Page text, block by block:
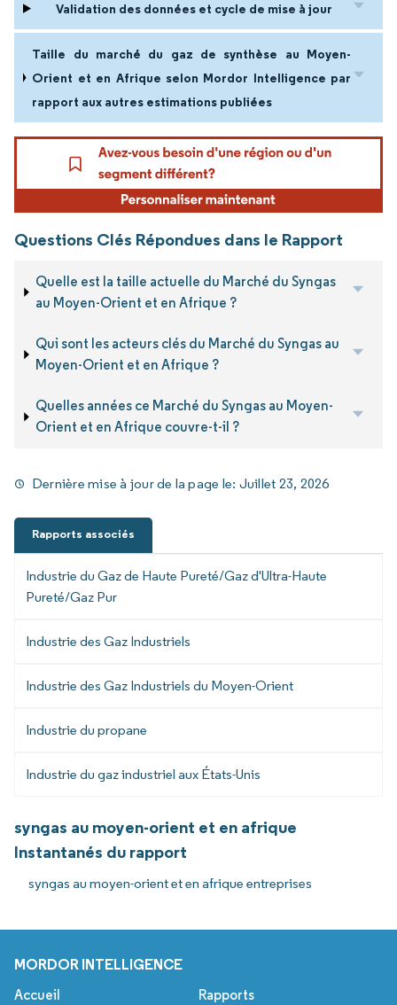
Validation des données et cycle de mise à jour
Taille du marché du gaz de synthèse au Moyen-
Orient et en Afrique selon Mordor Intelligence par
rapport aux autres estimations publiées
Questions Clés Répondues dans le Rapport
Quelle est la taille actuelle du Marché du Syngas
au Moyen-Orient et en Afrique ?
Qui sont les acteurs clés du Marché du Syngas au
Moyen-Orient et en Afrique ?
Quelles années ce Marché du Syngas au Moyen-
Orient et en Afrique couvre-t-il ?
Dernière mise à jour de la page le: Juillet 23, 2026
Rapports associés
Industrie du Gaz de Haute Pureté/Gaz d'Ultra-Haute
Pureté/Gaz Pur
Industrie des Gaz Industriels
Industrie des Gaz Industriels du Moyen-Orient
Industrie du propane
Industrie du gaz industriel aux États-Unis
syngas au moyen-orient et en afrique
Instantanés du rapport
syngas au moyen-orient et en afrique entreprises
MORDOR INTELLIGENCE
Accueil Rapports